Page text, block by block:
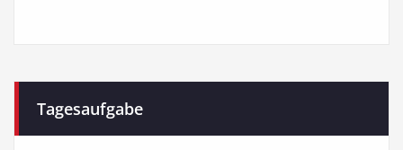
Tagesaufgabe